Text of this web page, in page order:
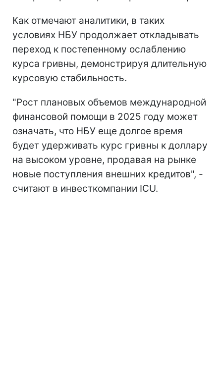
Как отмечают аналитики, в таких
условиях НБУ продолжает откладывать
переход к постепенному ослаблению
курса гривны, демонстрируя длительную
курсовую стабильность.
"Рост плановых объемов международной
финансовой помощи в 2025 году может
означать, что НБУ еще долгое время
будет удерживать курс гривны к доллару
на высоком уровне, продавая на рынке
новые поступления внешних кредитов", -
считают в инвесткомпании ICU.